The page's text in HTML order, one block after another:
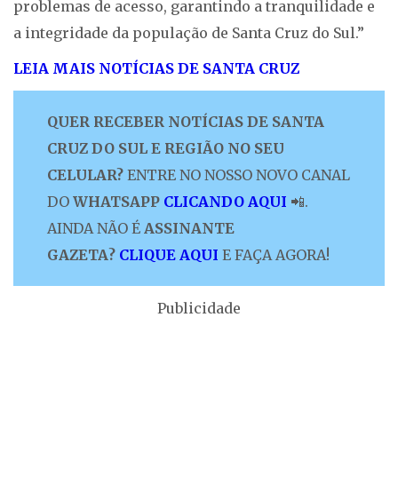
problemas de acesso, garantindo a tranquilidade e
a integridade da população de Santa Cruz do Sul.”
LEIA MAIS NOTÍCIAS DE SANTA CRUZ
QUER RECEBER NOTÍCIAS DE SANTA
CRUZ DO SUL E REGIÃO NO SEU
CELULAR? ENTRE NO NOSSO NOVO CANAL
DO WHATSAPP CLICANDO AQUI 📲.
AINDA NÃO É ASSINANTE
GAZETA? CLIQUE AQUI E FAÇA AGORA!
Publicidade